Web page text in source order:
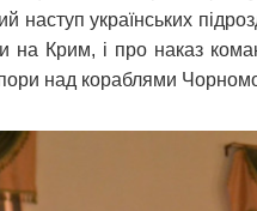
українських
на Крим, і про наказ
над кораблями